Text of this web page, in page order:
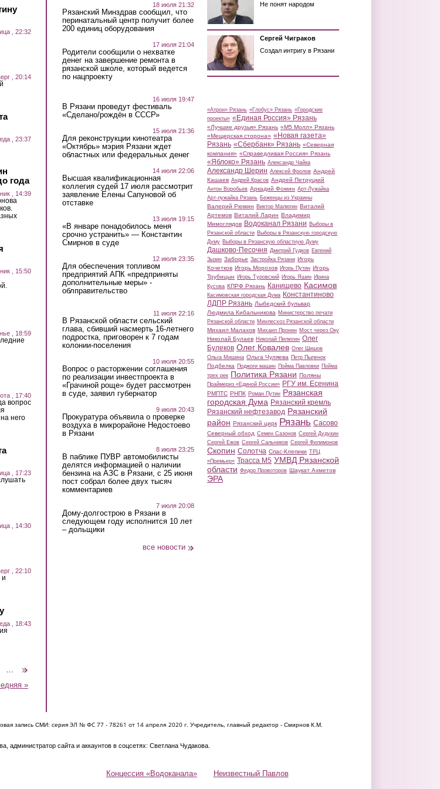
, 22:32
, 20:14
, 23:37
года
, 14:39
, 15:50
, 18:59
, 17:40
вопрос
него
, 17:23
, 14:30
, 22:10
и
, 18:43
»
18 июля 21:32
Рязанский Минздрав сообщил, что
перинатальный центр получит более
200 единиц оборудования
17 июля 21:04
Родители сообщили о нехватке
денег на завершение ремонта в
рязанской школе, который ведется
по нацпроекту
16 июля 19:47
В Рязани проведут фестиваль
«Сделано/рождён в СССР»
15 июля 21:36
Для реконструкции кинотеатра
«Октябрь» мэрия Рязани ждет
областных или федеральных денег
14 июля 22:06
Высшая квалификационная
коллегия судей 17 июля рассмотрит
заявление Елены Сапуновой об
отставке
13 июля 19:15
«В январе понадобилось меня
срочно устранить» — Константин
Смирнов в суде
12 июля 23:35
Для обеспечения топливом
предприятий АПК «предприняты
дополнительные меры» -
облправительство
11 июля 22:16
В Рязанской области сельский
глава, сбивший насмерть 16-летнего
подростка, приговорен к 7 годам
колонии-поселения
10 июля 20:55
Вопрос о расторжении соглашения
по реализации инвестпроекта в
«Грачиной роще» будет рассмотрен
в суде, заявил губернатор
9 июля 20:43
Прокуратура объявила о проверке
воздуха в микрорайоне Недостоево
в Рязани
8 июля 23:25
В паблике ПУВР автомобилисты
делятся информацией о наличии
бензина на АЗС в Рязани, с 25 июня
пост собрал более двух тысяч
комментариев
7 июля 20:08
Дому-долгострою в Рязани в
следующем году исполнится 10 лет
– дольщики
все новости
Не понят народом
Сергей Чиграков
Создал интригу в Рязани
«Атрон» Рязань «Глобус» Рязань «Городские
проекты» «Единая Россия» Рязань
«Лучшие друзья» Рязань «М5 Молл» Рязань
«Мещерская сторона» «Новая газета»
Рязань «Сбербанк» Рязань «Северная
компания» «Справедливая Россия» Рязань
«Яблоко» Рязань Александр Чайка
Александр Шерин Алексей Фролов Андрей
Кашаев Андрей Красов Андрей Петруцкий
Антон Воробьев Аркадий Фомин Арт-Лужайка
Арт-лужайка Рязань Беженцы из Украины
Валерий Рюмин Виктор Малюгин Виталий
Артемов Виталий Ларин Владимир
Мимоглядов Водоканал Рязани Выборы в
Рязанской области Выборы в Рязанскую городскую
Думу Выборы в Рязанскую областную Думу
Дашково-Песочня Дмитрий Гудков Евгений
Зызин Заборье Застройка Рязани Игорь
Кочетков Игорь Морозов Игорь Путин Игорь
Трубицын Игорь Туровский Игорь Яшин Ирина
Кусова КПРФ Рязань Канищево Касимов
Касимовская городская Дума Константиново
ЛДПР Рязань Лыбедский бульвар
Людмила Кибальникова Министерство печати
Рязанской области Минлесхоз Рязанской области
Михаил Малахов Михаил Пронин Мост через Оку
Николай Булаев Николай Пилюгин Олег
Булеков Олег Ковалев Олег Шишов
Ольга Мишина Ольга Чуляева Петр Пыленок
Подбелка Поджоги машин Пойма Павловки Пойма
трех рек Политика Рязани Поляны
Праймериз «Единой России» РГУ им. Есенина
РМПТС РНПК Роман Путин Рязанская
городская Дума Рязанский кремль
Рязанский нефтезавод Рязанский
район Рязанский цирк Рязань Сасово
Северный обход Семен Сазонов Сергей Дудукин
Сергей Ежов Сергей Сальников Сергей Филимонов
Скопин Солотча Спас-Клепики ТРЦ
«Премьер» Трасса М5 УМВД Рязанской
области Федор Провоторов Шаукат Ахметов
ЭРА
запись СМИ: серия ЭЛ № ФС 77 - 78261 от 14 апреля 2020 г. Учредитель, главный редактор - Смирнов К.М.
сайта и аккаунтов в соцсетях: Светлана Чудакова.
Концессия «Водоканала» Неизвестный Павлов